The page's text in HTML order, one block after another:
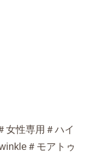
女性専用＃ハイ
＃モアトゥ